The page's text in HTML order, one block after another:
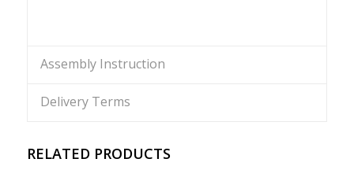
Assembly Instruction
Delivery Terms
RELATED PRODUCTS